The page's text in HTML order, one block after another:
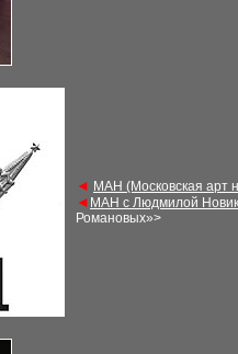
◄ МАН (Московская арт
◄ МАН с Людмилой
Романовых»>